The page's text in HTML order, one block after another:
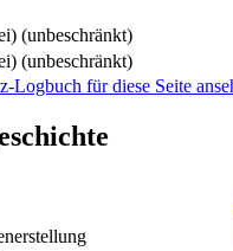
(unbeschränkt)
(unbeschränkt)
Logbuch für diese Seite